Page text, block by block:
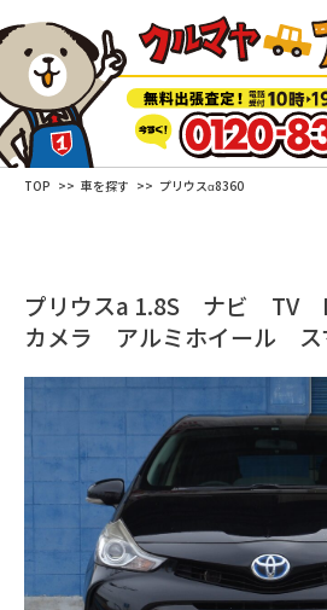
TOP 車を探す プリウスα8360
プリウスa 1.8S ナビ TV
カメラ アルミホイール